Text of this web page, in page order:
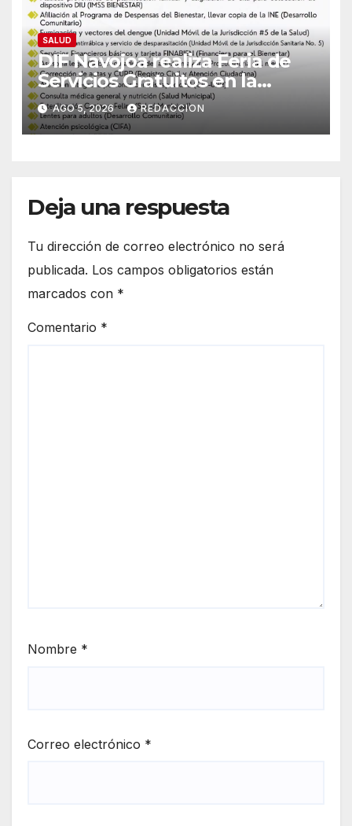
SALUD
DIF Navojoa realiza Feria de
Servicios Gratuitos en la
colonia Ampliación Beltrones:
Conoce el horario y atención
médica
AGO 5, 2026 REDACCION
Deja una respuesta
Tu dirección de correo electrónico no será
publicada. Los campos obligatorios están
marcados con *
Comentario *
Nombre *
Correo electrónico *